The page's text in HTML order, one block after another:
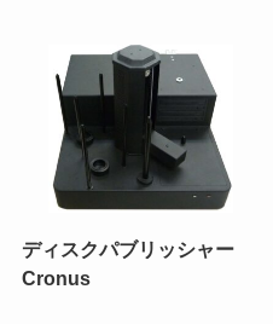
ディスクパブリッシャー
Cronus